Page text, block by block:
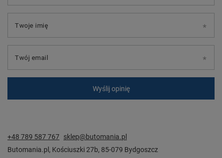
Twoje imię
Twój email
Wyślij opinię
+48 789 587 767 sklep@butomania.pl
Butomania.pl , Kościuszki 27b, 85-079 Bydgoszcz